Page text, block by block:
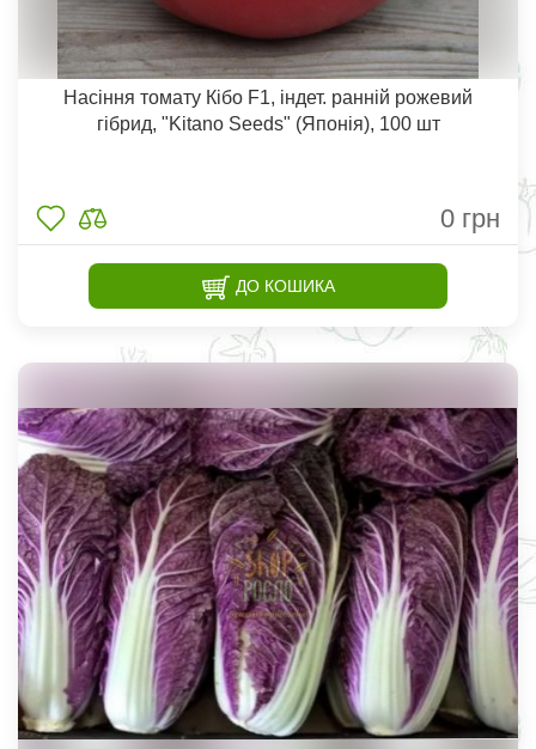
Насіння томату Кібо F1, індет. ранній рожевий
гібрид, "Kitano Seeds" (Японія), 100 шт
0 грн
ДО КОШИКА